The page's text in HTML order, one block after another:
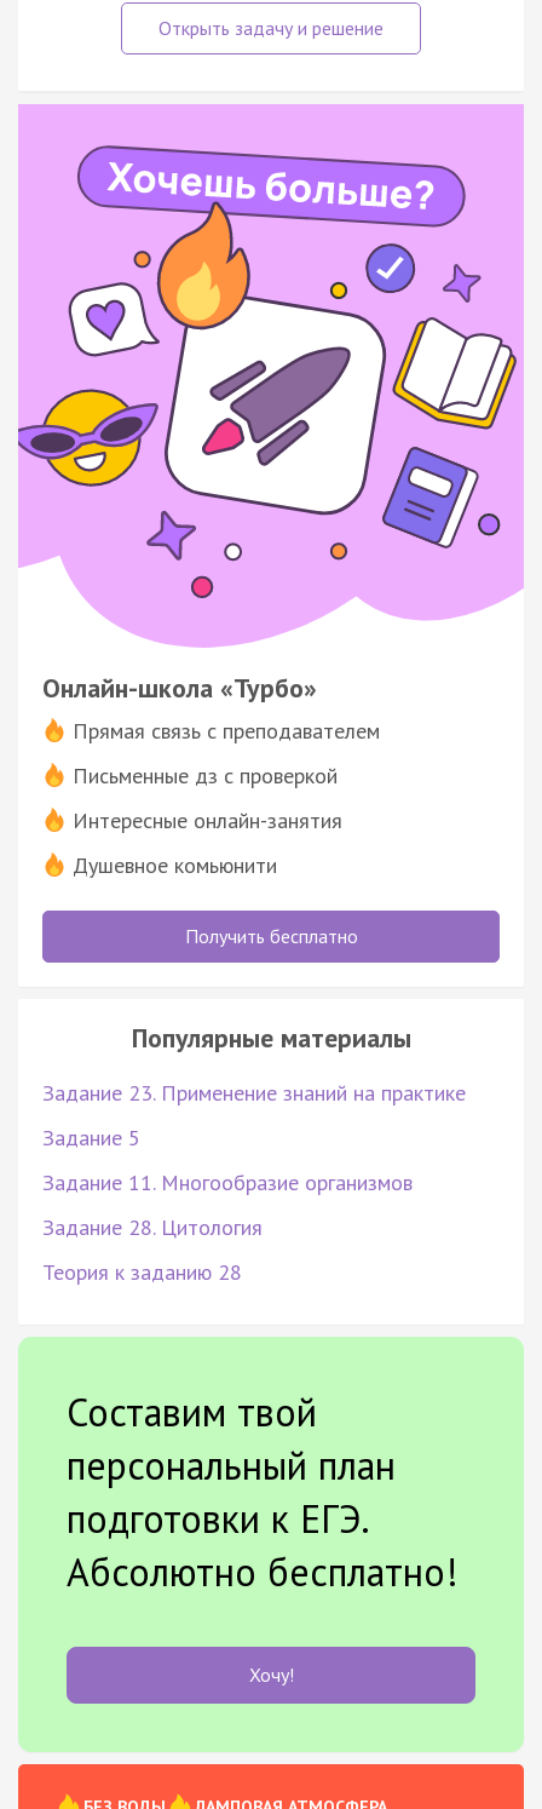
Онлайн-школа «Турбо»
Прямая связь с преподавателем
Письменные дз с проверкой
Интересные онлайн-занятия
Душевное комьюнити
Получить бесплатно
Популярные материалы
Задание 23. Применение знаний на практике
Задание 5
Задание 11. Многообразие организмов
Задание 28. Цитология
Теория к заданию 28
Составим твой
персональный план
подготовки к ЕГЭ.
Абсолютно бесплатно!
Хочу!